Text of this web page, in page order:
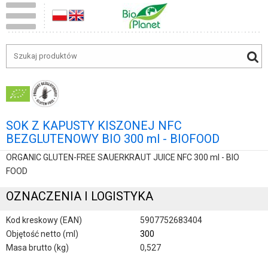
SOK Z KAPUSTY KISZONEJ NFC
BEZGLUTENOWY BIO 300 ml - BIOFOOD
ORGANIC GLUTEN-FREE SAUERKRAUT JUICE NFC 300 ml - BIO
FOOD
OZNACZENIA I LOGISTYKA
Kod kreskowy (EAN)
5907752683404
Objętość netto (ml)
300
Masa brutto (kg)
0,527